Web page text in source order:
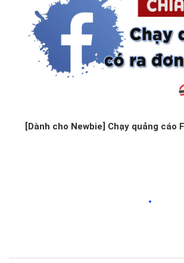
[Dành cho Newbie] Chạy quảng cáo